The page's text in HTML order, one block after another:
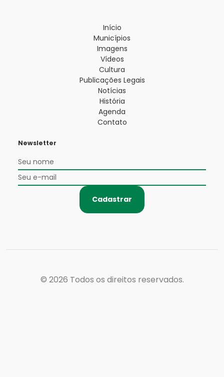
Início
Municípios
Imagens
Vídeos
Cultura
Publicações Legais
Notícias
História
Agenda
Contato
Newsletter
Cadastrar
© 2026 Todos os direitos reservados.